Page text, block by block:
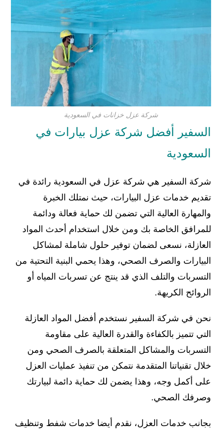
شركة عزل خزانات في السعودية
السفير أفضل شركة عزل بيارات في
السعودية
شركة السفير هي شركة عزل في السعودية رائدة في
تقديم خدمات عزل البيارات، حيث نمتلك الخبرة
والمهارة العالية التي تضمن لك حماية فعالة ودائمة
للمرافق الخاصة بك ومن خلال استخدام أحدث المواد
العازلة، نسعى لضمان توفير حلول شاملة لمشاكل
البيارات والصرف الصحي، وهذا يحمي البنية التحتية من
التسربات والتلف الذي قد ينتج عن تسربات المياه أو
الروائح الكريهة.
نحن في شركة السفير نستخدم أفضل المواد العازلة
التي تتميز بالكفاءة والقدرة العالية على مقاومة
التسربات والمشاكل المتعلقة بالصرف الصحي ومن
خلال تقنياتنا المتقدمة نتمكن من تنفيذ عمليات العزل
على أكمل وجه، وهذا يضمن لك حماية دائمة لبيارتك
وصرفك الصحي.
بجانب خدمات العزل، نقدم أيضا خدمات شفط وتنظيف